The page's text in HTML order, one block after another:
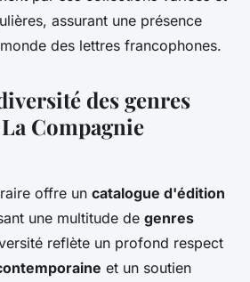
assurant une présence
des lettres francophones.
des genres
Compagnie
offre un catalogue d'édition
une multitude de genres
reflète un profond respect
et un soutien